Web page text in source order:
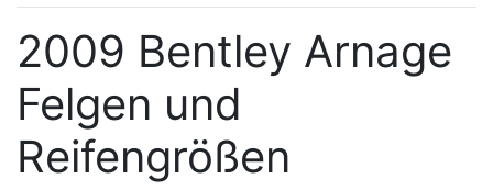
2009 Bentley Arnage
Felgen und
Reifengrößen